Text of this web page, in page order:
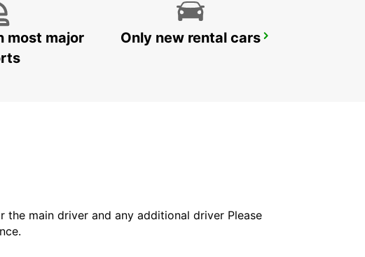
QUIMPER GARE
most major
Only new rental cars
main driver and any additional driver Please